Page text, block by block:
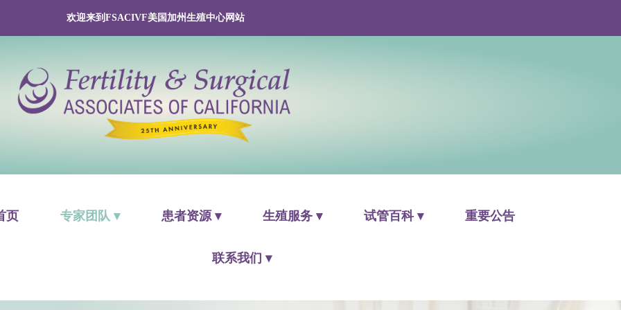
欢迎来到FSACIVF美国加州生殖中心网站
页 专家团队 ▾ 患者资源 ▾ 生殖服务 ▾ 试管百科 ▾ 重要公告
联系我们 ▾